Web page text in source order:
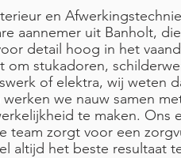
en
aannemer uit Banholt,
detail hoog in het
om stukadoren,
of elektra, wij weten
werken we nauw samen
te maken. Ons
team zorgt voor een
altijd het beste resultaat